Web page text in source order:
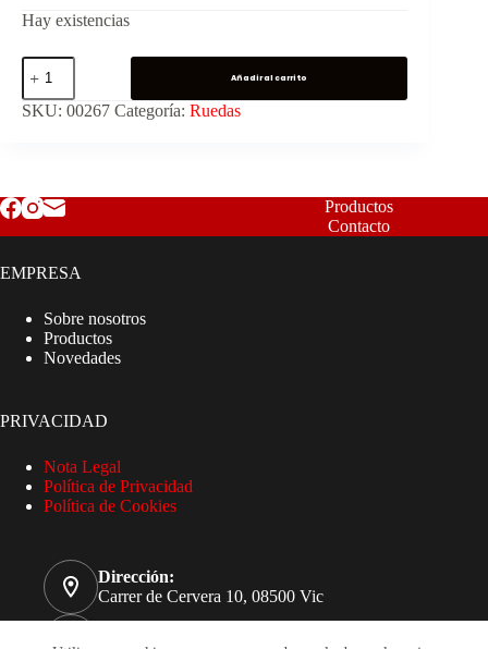
Hay existencias
Añadir al carrito
SKU: 00267 Categoría: Ruedas
Productos
Contacto
EMPRESA
Sobre nosotros
Productos
Novedades
PRIVACIDAD
Nota Legal
Política de Privacidad
Política de Cookies
Dirección:
Carrer de Cervera 10, 08500 Vic